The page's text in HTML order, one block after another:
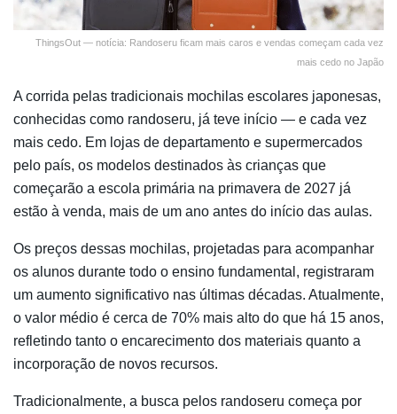
ThingsOut — notícia: Randoseru ficam mais caros e vendas começam cada vez
mais cedo no Japão
A corrida pelas tradicionais mochilas escolares japonesas,
conhecidas como randoseru, já teve início — e cada vez
mais cedo. Em lojas de departamento e supermercados
pelo país, os modelos destinados às crianças que
começarão a escola primária na primavera de 2027 já
estão à venda, mais de um ano antes do início das aulas.
Os preços dessas mochilas, projetadas para acompanhar
os alunos durante todo o ensino fundamental, registraram
um aumento significativo nas últimas décadas. Atualmente,
o valor médio é cerca de 70% mais alto do que há 15 anos,
refletindo tanto o encarecimento dos materiais quanto a
incorporação de novos recursos.
Tradicionalmente, a busca pelos randoseru começa por